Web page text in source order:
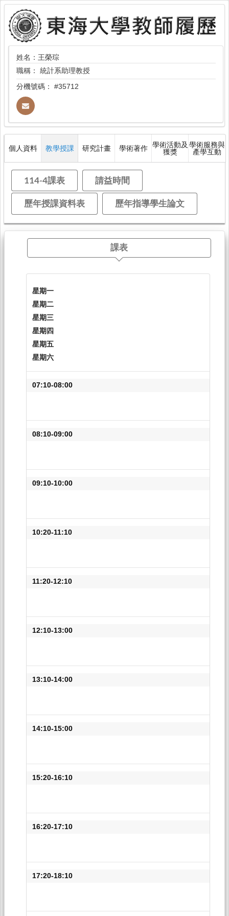
姓名：王榮琮
職稱： 統計系助理教授
分機號碼： #35712
個人資料 教學授課 研究計畫 學術著作 學術活動及
獲獎
學術服務與
產學互動
114-4課表 請益時間
歷年授課資料表 歷年指導學生論文
課表
星期一
星期二
星期三
星期四
星期五
星期六
07:10-08:00
08:10-09:00
09:10-10:00
10:20-11:10
11:20-12:10
12:10-13:00
13:10-14:00
14:10-15:00
15:20-16:10
16:20-17:10
17:20-18:10